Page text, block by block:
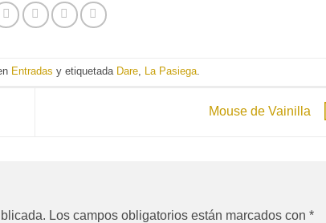
Entradas y etiquetada Dare, La Pasiega.
Mouse de Vainilla
Los campos obligatorios están marcados con *